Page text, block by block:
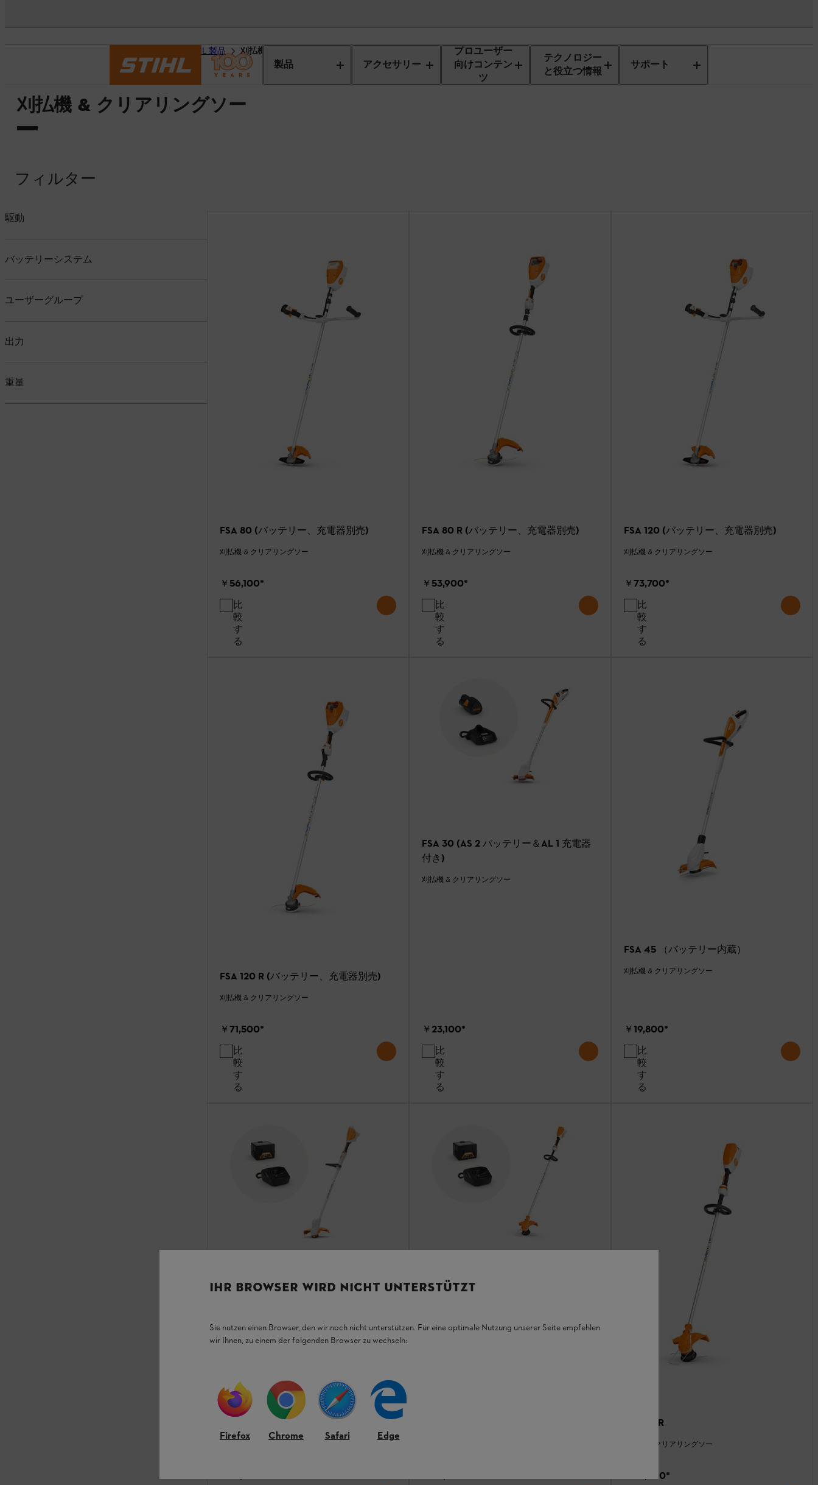
製品 アクセサリー
プロユーザー
向けコンテン
ツ
テクノロジー
と役立つ情報
サポート
STIHL 製品 刈払機 & クリアリングソー
刈払機 & クリアリングソー
フィルター
駆動
バッテリーシステム
ユーザーグループ
出力
重量
FSA 80 (バッテリー、充電器別売)
刈払機 & クリアリングソー
￥56,100*
比
較
す
る
FSA 80 R (バッテリー、充電器別売)
刈払機 & クリアリングソー
￥53,900*
比
較
す
る
FSA 120 (バッテリー、充電器別売)
刈払機 & クリアリングソー
￥73,700*
比
較
す
る
FSA 120 R (バッテリー、充電器別売)
刈払機 & クリアリングソー
￥71,500*
比
較
す
る
FSA 30 (AS 2 バッテリー＆AL 1 充電器
付き)
刈払機 & クリアリングソー
￥23,100*
比
較
す
る
FSA 45 （バッテリー内蔵）
刈払機 & クリアリングソー
￥19,800*
比
較
す
る
FSA 57 (AK 10 バッテリー& AL 101 充電
刈払機 & クリアリングソー
FSA 60 R (AK 20 バッテリー& AL 101 充
刈払機 & クリアリングソー
FSA 86 R
刈払機 & クリアリングソー
￥47,300*
IHR BROWSER WIRD NICHT UNTERSTÜTZT
Sie nutzen einen Browser, den wir noch nicht unterstützen. Für eine optimale Nutzung unserer Seite empfehlen
wir Ihnen, zu einem der folgenden Browser zu wechseln:
Firefox Chrome Safari Edge